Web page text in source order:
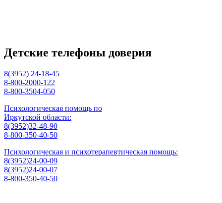
Детские телефоны доверия
8(3952) 24-18-45
8-800-2000-122
8-800-3504-050
Психологическая помощь по
Иркутской области:
8(3952)32-48-90
8-800-350-40-50
Психологическая и психотерапевтическая помощь:
8(3952)24-00-09
8(3952)24-00-07
8-800-350-40-50